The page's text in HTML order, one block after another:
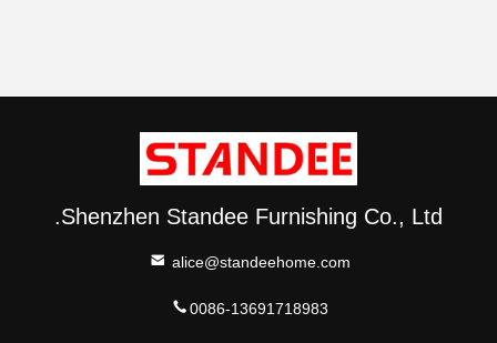
Shenzhen Standee Furnishing Co., Ltd.
alice@standeehome.com
0086-13691718983